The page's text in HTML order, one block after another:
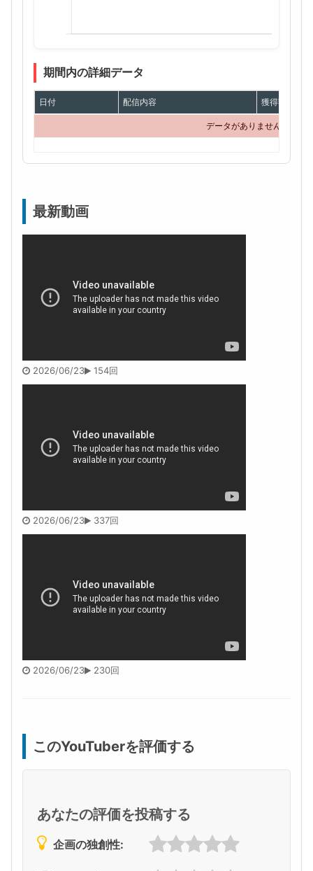
期間内の詳細データ
日付 配信内容 獲得額
データがありません
最新動画
2026/06/23 154回
2026/06/23 337回
2026/06/23 230回
このYouTuberを評価する
あなたの評価を投稿する
企画の独創性: